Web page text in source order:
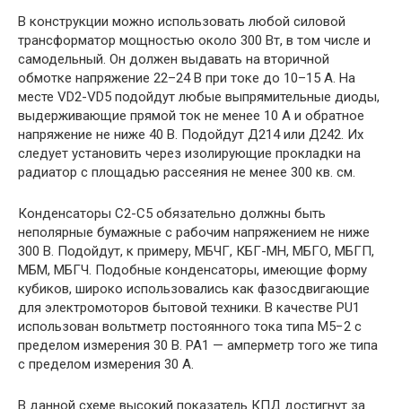
В конструкции можно использовать любой силовой
трансформатор мощностью около 300 Вт, в том числе и
самодельный. Он должен выдавать на вторичной
обмотке напряжение 22–24 В при токе до 10–15 А. На
месте VD2-VD5 подойдут любые выпрямительные диоды,
выдерживающие прямой ток не менее 10 А и обратное
напряжение не ниже 40 В. Подойдут Д214 или Д242. Их
следует установить через изолирующие прокладки на
радиатор с площадью рассеяния не менее 300 кв. см.
Конденсаторы С2-С5 обязательно должны быть
неполярные бумажные с рабочим напряжением не ниже
300 В. Подойдут, к примеру, МБЧГ, КБГ-МН, МБГО, МБГП,
МБМ, МБГЧ. Подобные конденсаторы, имеющие форму
кубиков, широко использовались как фазосдвигающие
для электромоторов бытовой техники. В качестве PU1
использован вольтметр постоянного тока типа М5−2 с
пределом измерения 30 В. PA1 — амперметр того же типа
с пределом измерения 30 А.
В данной схеме высокий показатель КПД достигнут за